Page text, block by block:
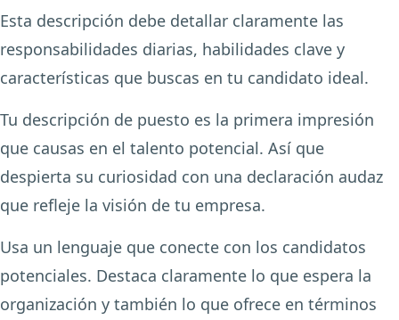
Esta descripción debe detallar claramente las
responsabilidades diarias, habilidades clave y
características que buscas en tu candidato ideal.
Tu descripción de puesto es la primera impresión
que causas en el talento potencial. Así que
despierta su curiosidad con una declaración audaz
que refleje la visión de tu empresa.
Usa un lenguaje que conecte con los candidatos
potenciales. Destaca claramente lo que espera la
organización y también lo que ofrece en términos